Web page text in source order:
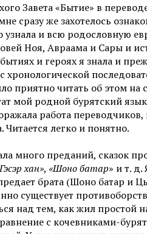
Завета «Бытие» в
сразу же захотелось
и всю родословную
Ноя, Авраама и Сары и
и героях я знала и
приятно читать об этом на
мой родной бурятский
работа
легко и понятно.
много преданий, сказок
хан», «Шоно батар» и т.
брата (Шоно батар и
существует
над тем, как жил простой
с кочевниками-